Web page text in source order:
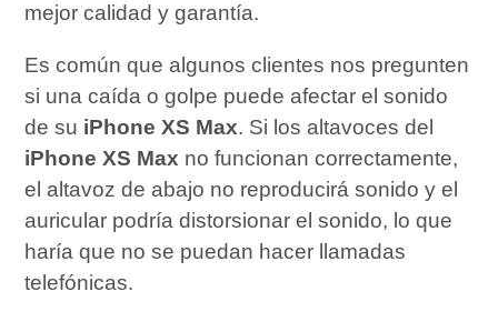
mejor calidad y garantía.
Es común que algunos clientes nos pregunten
si una caída o golpe puede afectar el sonido
de su iPhone XS Max. Si los altavoces del
iPhone XS Max no funcionan correctamente,
el altavoz de abajo no reproducirá sonido y el
auricular podría distorsionar el sonido, lo que
haría que no se puedan hacer llamadas
telefónicas.